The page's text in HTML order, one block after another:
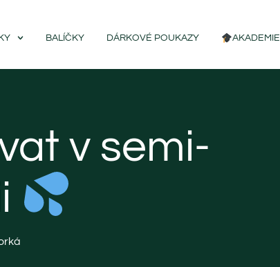
BALÍČKY DÁRKOVÉ POUKAZY AKADEMIE
v semi-